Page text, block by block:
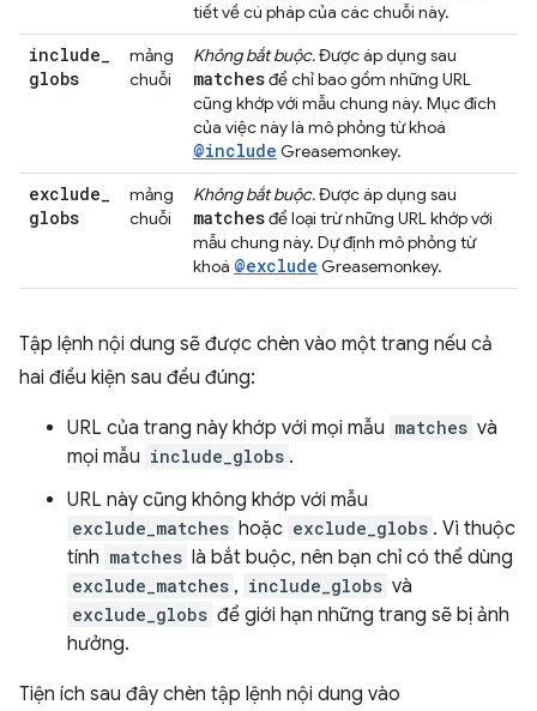
tiết về cú pháp của các chuỗi này.
include_
globs
mảng
chuỗi
Không bắt buộc.Được áp dụng sau
matchesđể chỉ bao gồm những URL
cũng khớp với mẫu chung này. Mục đích
của việc này là mô phỏng từ khoá
@include Greasemonkey.
exclude_
globs
mảng
chuỗi
Không bắt buộc.Được áp dụng sau
matchesđể loại trừ những URL khớp với
mẫu chung này. Dự định mô phỏng từ
khoá @exclude Greasemonkey.
Tập lệnh nội dung sẽ được chèn vào một trang nếu cả
hai điều kiện sau đều đúng:
URL của trang này khớp với mọi mẫu matches và
mọi mẫu include_globs .
URL này cũng không khớp với mẫu
exclude_matches hoặc exclude_globs . Vì thuộc
tính matches là bắt buộc, nên bạn chỉ có thể dùng
exclude_matches , include_globs và
exclude_globs để giới hạn những trang sẽ bị ảnh
hưởng.
Tiện ích sau đây chèn tập lệnh nội dung vào